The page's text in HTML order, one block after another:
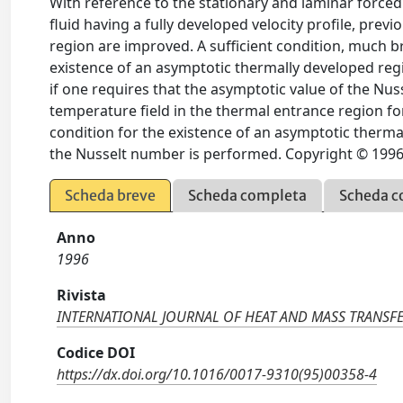
fluid having a fully developed velocity profile,
region are improved. A sufficient condition, much
existence of an asymptotic thermally developed
if one requires that the asymptotic value of the
temperature field in the thermal entrance region
condition for the existence of an asymptotic
the Nusselt number is performed. Copyright ©
Scheda breve Scheda completa Scheda
Anno
1996
Rivista
INTERNATIONAL JOURNAL OF HEAT AND MASS
Codice DOI
https://dx.doi.org/10.1016/0017-9310(95)00358-4